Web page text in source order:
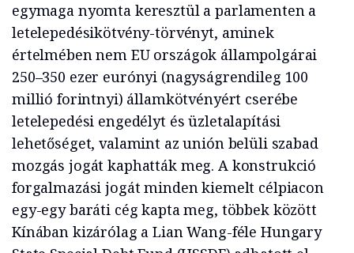
egymaga nyomta keresztül a parlamenten a
letelepedésikötvény-törvényt, aminek
értelmében nem EU országok állampolgárai
250–350 ezer eurónyi (nagyságrendileg 100
millió forintnyi) államkötvényért cserébe
letelepedési engedélyt és üzletalapítási
lehetőséget, valamint az unión belüli szabad
mozgás jogát kaphatták meg. A konstrukció
forgalmazási jogát minden kiemelt célpiacon
egy-egy baráti cég kapta meg, többek között
Kínában kizárólag a Lian Wang-féle Hungary